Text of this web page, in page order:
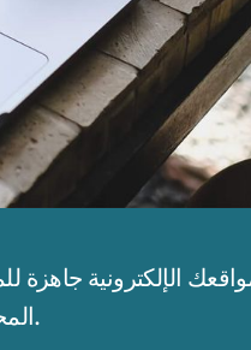
المحتملين على الفور لتأسيس أعمالك والتواصل مع جهات الاتصال الخاصة بك. تبدو مذهلة على أي جهاز.